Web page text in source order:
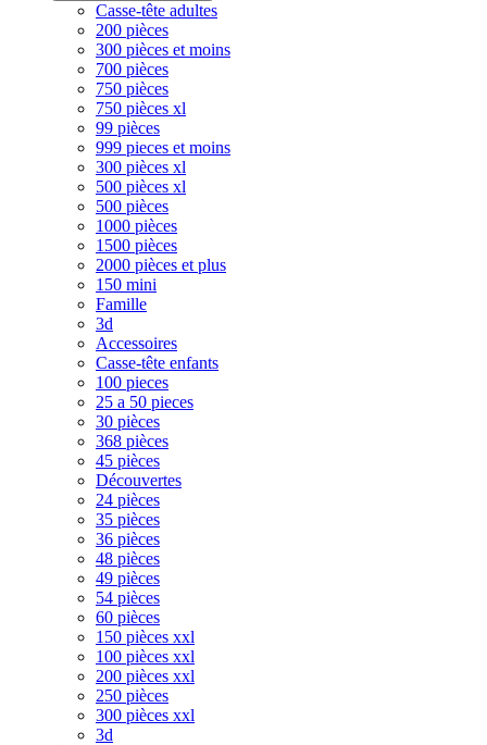
Casse-tête adultes
200 pièces
300 pièces et moins
700 pièces
750 pièces
750 pièces xl
99 pièces
999 pieces et moins
300 pièces xl
500 pièces xl
500 pièces
1000 pièces
1500 pièces
2000 pièces et plus
150 mini
Famille
3d
Accessoires
Casse-tête enfants
100 pieces
25 a 50 pieces
30 pièces
368 pièces
45 pièces
Découvertes
24 pièces
35 pièces
36 pièces
48 pièces
49 pièces
54 pièces
60 pièces
150 pièces xxl
100 pièces xxl
200 pièces xxl
250 pièces
300 pièces xxl
3d